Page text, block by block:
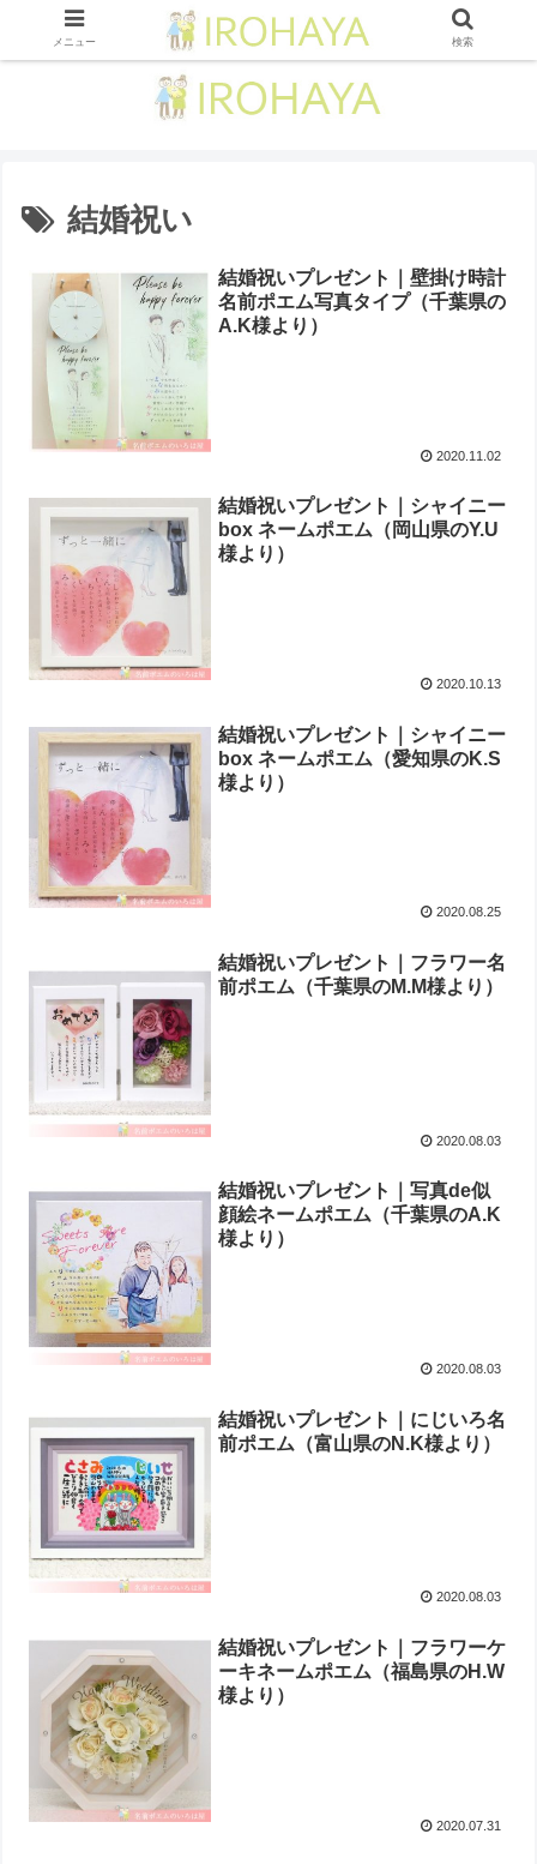
結婚祝い
結婚祝いプレゼント｜壁掛け時計
名前ポエム写真タイプ（千葉県の
A.K様より ）
2020.11.02
結婚祝いプレゼント｜シャイニー
box ネームポエム（ 岡山県のY.U
様より）
2020.10.13
結婚祝いプレゼント｜シャイニー
box ネームポエム（愛知県のK.S
様より ）
2020.08.25
結婚祝いプレゼント｜フラワー名
前ポエム（千葉県のM.M様より ）
2020.08.03
結婚祝いプレゼント｜写真de似
顔絵ネームポエム（千葉県のA.K
様より ）
2020.08.03
結婚祝いプレゼント｜にじいろ名
前ポエム（富山県のN.K様より ）
2020.08.03
結婚祝いプレゼント｜フラワーケ
ーキネームポエム（福島県のH.W
様より ）
2020.07.31
メニュー 検索